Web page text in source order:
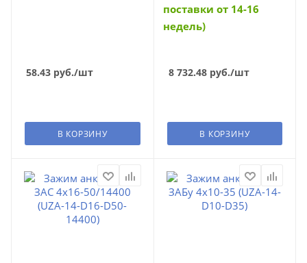
58.43 руб./шт
В КОРЗИНУ
поставки от 14-16
недель)
8 732.48руб./шт
В КОРЗИНУ